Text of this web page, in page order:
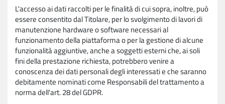
L'accesso ai dati raccolti per le finalità di cui sopra, inoltre, può
essere consentito dal Titolare, per lo svolgimento di lavori di
manutenzione hardware o software necessari al
funzionamento della piattaforma o per la gestione di alcune
funzionalità aggiuntive, anche a soggetti esterni che, ai soli
fini della prestazione richiesta, potrebbero venire a
conoscenza dei dati personali degli interessati e che saranno
debitamente nominati come Responsabili del trattamento a
norma dell'art. 28 del GDPR.